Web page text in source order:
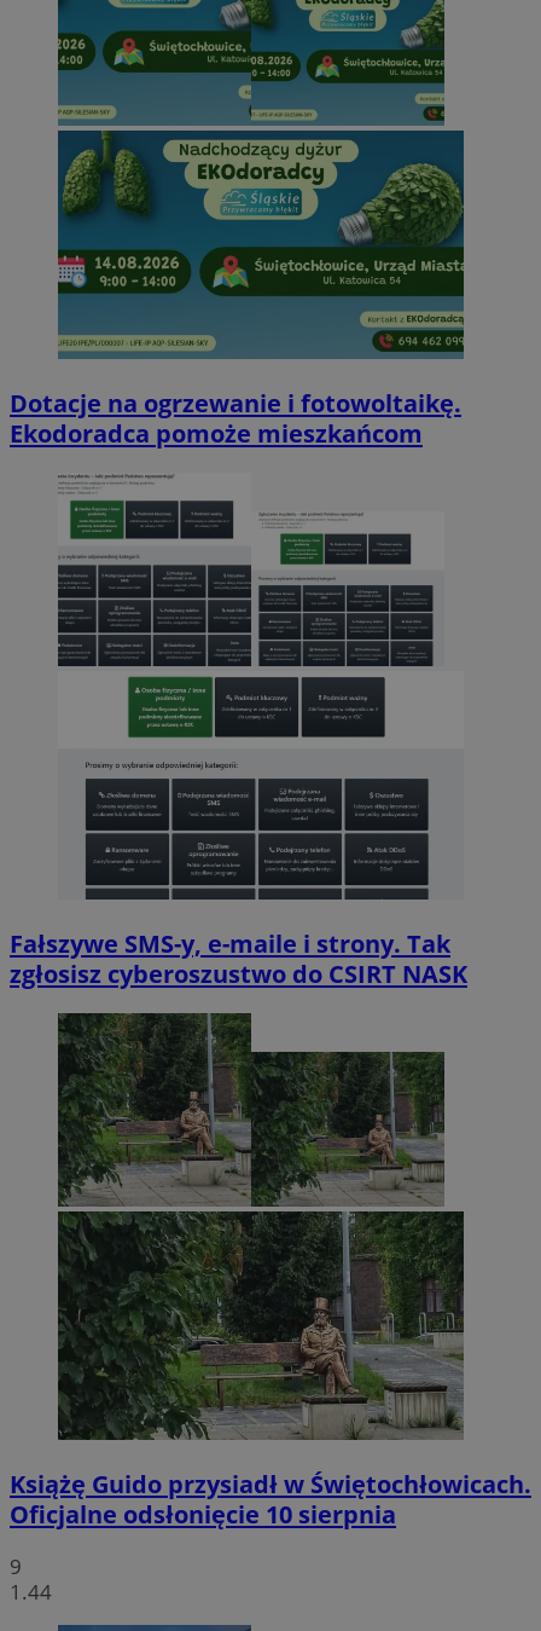
Dotacje na ogrzewanie i fotowoltaikę.
Ekodoradca pomoże mieszkańcom
Fałszywe SMS-y, e-maile i strony. Tak
zgłosisz cyberoszustwo do CSIRT NASK
Książę Guido przysiadł w Świętochłowicach.
Oficjalne odsłonięcie 10 sierpnia
9
1.44